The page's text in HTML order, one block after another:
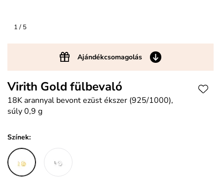
1/ 5
Ajándékcsomagolás
Virith Gold fülbevaló
18K arannyal bevont ezüst ékszer (925/1000),
súly 0,9 g
Színek: